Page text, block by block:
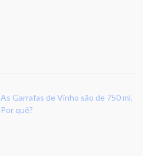
As Garrafas de Vinho são de 750 ml.
Por quê?